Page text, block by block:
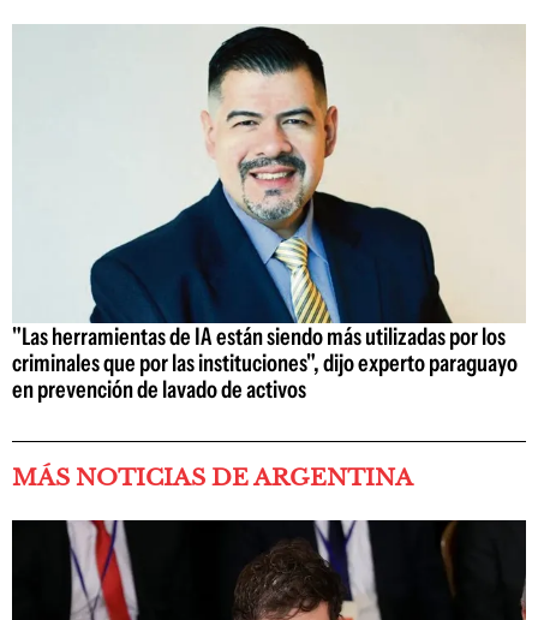
"Las herramientas de IA están siendo más utilizadas por los
criminales que por las instituciones", dijo experto paraguayo
en prevención de lavado de activos
MÁS NOTICIAS DE ARGENTINA